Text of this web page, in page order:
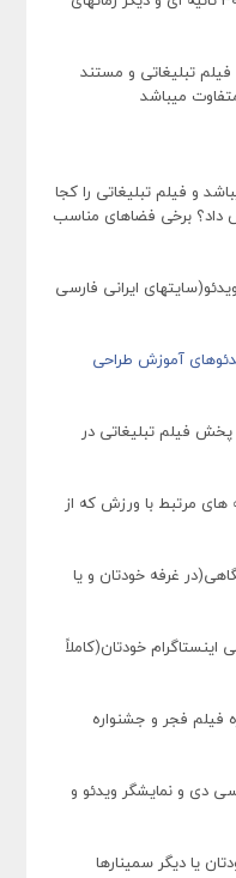
تبلیغاتی و مستند
میباشد
و فیلم تبلیغاتی را کجا
داد؟ برخی فضاهای مناسب
ایرانی فارسی
آموزش طراحی
پخش فیلم تبلیغاتی در
های مرتبط با ورزش که از
غرفه خودتان و یا
خودتان(کاملاً
فیلم فجر و جشنواره
دی و نمایشگر ویدئو و
یا دیگر سمینارها